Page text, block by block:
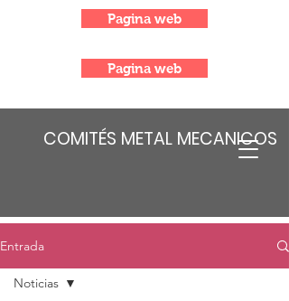
COMITÉS METAL MECANICOS
Pagina web
Pagina web
Entrada
Noticias